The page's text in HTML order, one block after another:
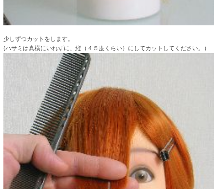
少しずつカットをします。
(ハサミは真横にいれずに、縦（４５度くらい）にしてカットしてください。）